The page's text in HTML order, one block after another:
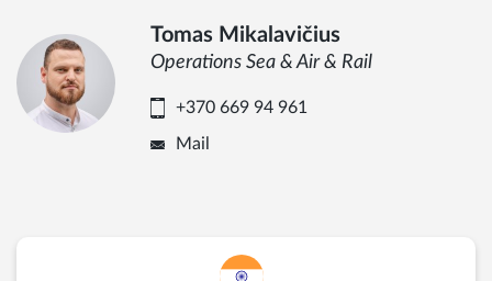
Tomas Mikalavičius
Operations Sea & Air & Rail
+370 669 94 961
Mail